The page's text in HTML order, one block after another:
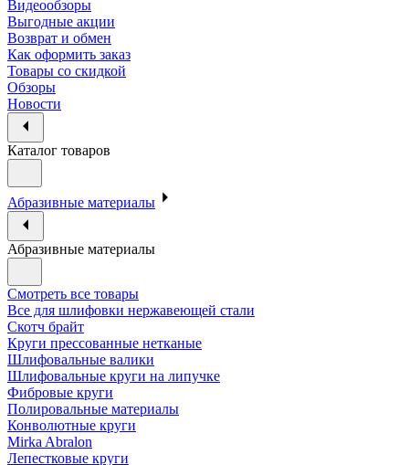
Видеообзоры
Выгодные акции
Возврат и обмен
Как оформить заказ
Товары со скидкой
Обзоры
Новости
Каталог товаров
Абразивные материалы
Абразивные материалы
Смотреть все товары
Все для шлифовки нержавеющей стали
Скотч брайт
Круги прессованные нетканые
Шлифовальные валики
Шлифовальные круги на липучке
Фибровые круги
Полировальные материалы
Конволютные круги
Mirka Abralon
Лепестковые круги